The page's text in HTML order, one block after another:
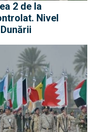
2 de la
Nivel